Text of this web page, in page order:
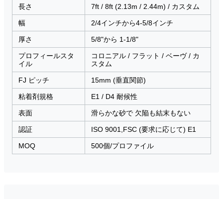
長さ 7ft / 8ft (2.13m / 2.44m) / カスタム
幅 2/4インチから4-5/8インチ
厚さ 5/8"から 1-1/8"
プロフィールスタ
イル
コロニアル / フラット / ベーヴ / カ
スタム
FJ ピッチ 15mm (垂直関節)
粘着剤規格 E1 / D4 耐候性
表面 滑らかな砂で 欠陥も結末もない
認証 ISO 9001,FSC (要求に応じて) E1
MOQ 500個/プロファイル